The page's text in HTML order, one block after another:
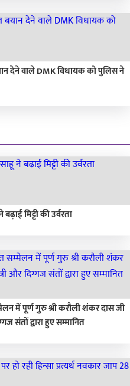
देने वाले DMK विधायक को पुलिस ने
मिट्टी की उर्वरता
में पूर्ण गुरु श्री करौली शंकर दास जी
संतों द्वारा हुए सम्मानित